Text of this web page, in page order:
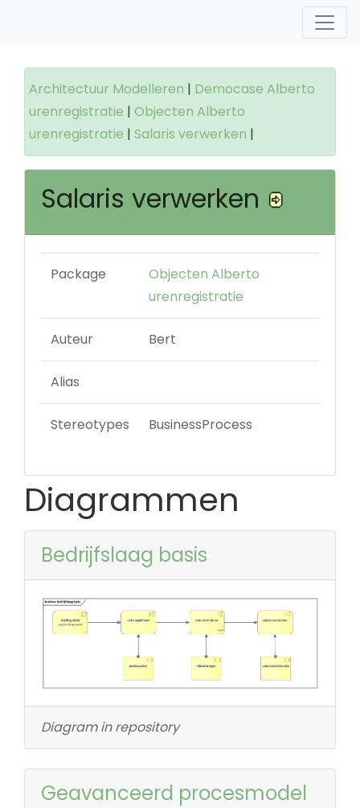
Architectuur Modelleren | Democase Alberto
urenregistratie | Objecten Alberto
urenregistratie | Salaris verwerken |
Salaris verwerken
Package
Objecten Alberto
urenregistratie
Auteur Bert
Alias
Stereotypes BusinessProcess
Diagrammen
Bedrijfslaag basis
Diagram in repository
Geavanceerd procesmodel